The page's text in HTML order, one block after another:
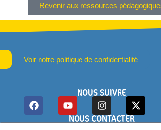
Revenir aux ressources
Voir notre politique de confidentialité
NOUS SUIVRE
NOUS CONTACTER